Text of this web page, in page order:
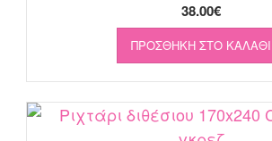
38.00€
ΠΡΟΣΘΉΚΗ ΣΤΟ ΚΑΛΆΘΙ